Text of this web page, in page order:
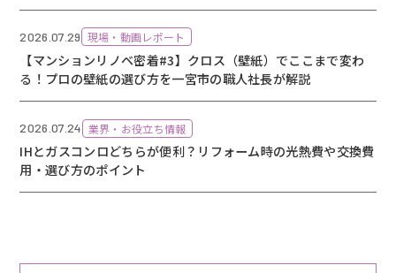
2026.07.29 現場・動画レポート
【マンションリノベ密着#3】クロス（壁紙）でここまで変わ
る！プロの壁紙の選び方を一宮市の職人社長が解説
2026.07.24 業界・お役立ち情報
IHとガスコンロどちらが便利？リフォーム時の光熱費や交換費
用・選び方のポイント